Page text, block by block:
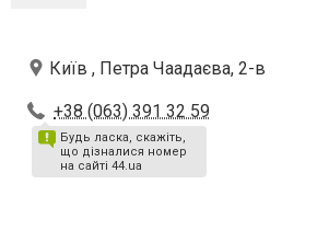
Київ , Петра Чаадаєва, 2-в
+38 (063) 391 32 59
Будь ласка, скажіть,
що дізналися номер
на сайті 44.ua